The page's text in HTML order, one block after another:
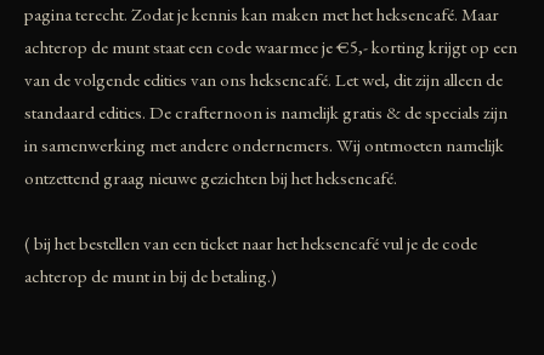
pagina terecht. Zodat je kennis kan maken met het heksencafé. Maar
achterop de munt staat een code waarmee je €5,- korting krijgt op een
van de volgende edities van ons heksencafé. Let wel, dit zijn alleen de
standaard edities. De crafternoon is namelijk gratis & de specials zijn
in samenwerking met andere ondernemers. Wij ontmoeten namelijk
ontzettend graag nieuwe gezichten bij het heksencafé.
( bij het bestellen van een ticket naar het heksencafé vul je de code
achterop de munt in bij de betaling.)